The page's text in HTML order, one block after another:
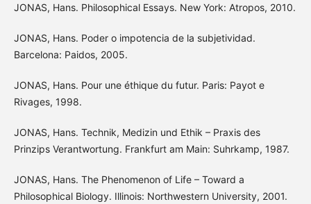
JONAS, Hans. Philosophical Essays. New York: Atropos, 2010.
JONAS, Hans. Poder o impotencia de la subjetividad.
Barcelona: Paidos, 2005.
JONAS, Hans. Pour une éthique du futur. Paris: Payot e
Rivages, 1998.
JONAS, Hans. Technik, Medizin und Ethik – Praxis des
Prinzips Verantwortung. Frankfurt am Main: Suhrkamp, 1987.
JONAS, Hans. The Phenomenon of Life – Toward a
Philosophical Biology. Illinois: Northwestern University, 2001.